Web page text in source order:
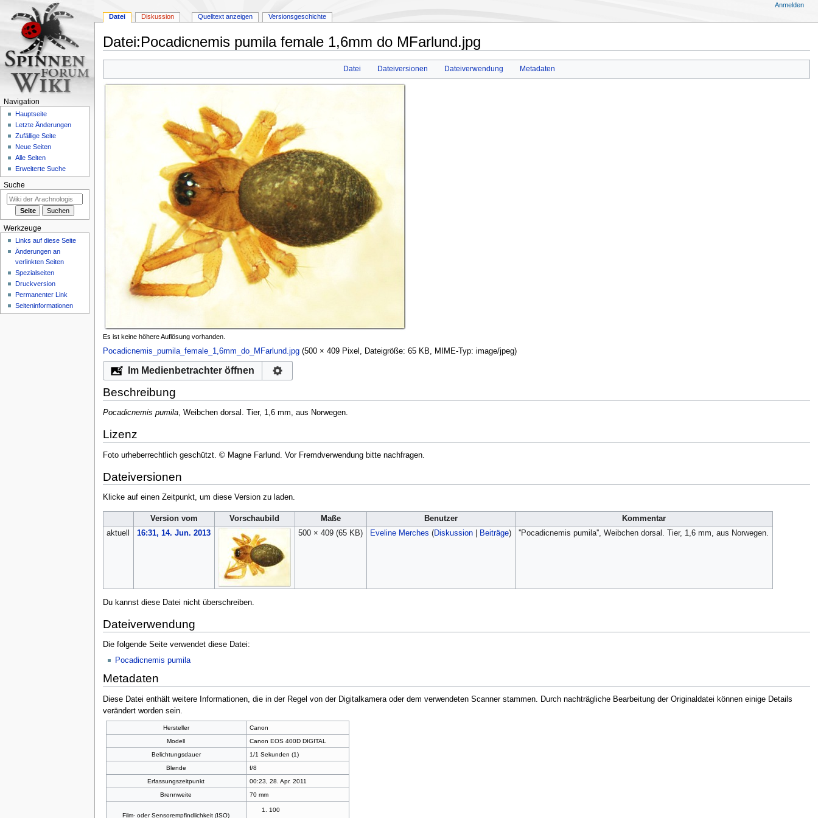
Datei:Pocadicnemis pumila female 1,6mm do MFarlund.jpg
springen
springen
Datei Dateiversionen Dateiverwendung Metadaten
Es ist keine höhere Auflösung vorhanden.
Pocadicnemis_pumila_female_1,6mm_do_MFarlund.jpg‎ (500 × 409 Pixel, Dateigröße: 65 KB, MIME-Typ: image/jpeg)
Im Medienbetrachter öffnen
Beschreibung
Pocadicnemis pumila, Weibchen dorsal. Tier, 1,6 mm, aus Norwegen.
Lizenz
Foto urheberrechtlich geschützt. © Magne Farlund. Vor Fremdverwendung bitte nachfragen.
Dateiversionen
Klicke auf einen Zeitpunkt, um diese Version zu laden.
Version vom Vorschaubild Maße Benutzer
Kommentar
aktuell
16:31, 14. Jun. 2013 500 × 409 (65 KB) Eveline Merches (Diskussion| Beiträge) ''Pocadicnemis pumila'', Weibchen dorsal. Tier, 1,6 mm, aus Norwegen.
Du kannst diese Datei nicht überschreiben.
Dateiverwendung
Die folgende Seite verwendet diese Datei:
Pocadicnemis pumila
Metadaten
Diese Datei enthält weitere Informationen, die in der Regel von der Digitalkamera oder dem verwendeten Scanner stammen. Durch nachträgliche Bearbeitung der Originaldatei können einige Details
verändert worden sein.
Hersteller
Canon
Modell
Canon EOS 400D DIGITAL
Belichtungsdauer
1/1 Sekunden (1)
Blende
f/8
Erfassungszeitpunkt
00:23, 28. Apr. 2011
Brennweite
70 mm
Film- oder Sensorempfindlichkeit (ISO)
100
Datei Diskussion Quelltext anzeigen Versionsgeschichte
Anmelden
Navigation
Hauptseite
Letzte Änderungen
Zufällige Seite
Neue Seiten
Alle Seiten
Erweiterte Suche
Suche
Werkzeuge
Links auf diese Seite
Änderungen an
verlinkten Seiten
Spezialseiten
Druckversion
Permanenter Link
Seiten­­informationen